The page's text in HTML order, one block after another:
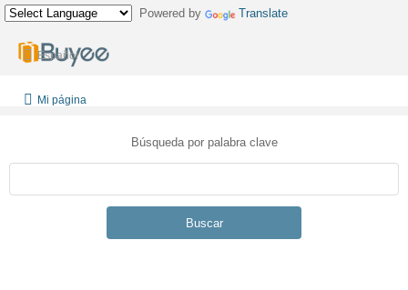
Powered by Translate
Español
Mi página
Búsqueda por palabra clave
Buscar